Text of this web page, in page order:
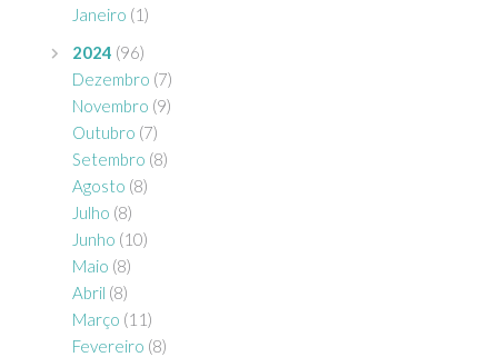
Janeiro (1)
2024 (96)
Dezembro (7)
Novembro (9)
Outubro (7)
Setembro (8)
Agosto (8)
Julho (8)
Junho (10)
Maio (8)
Abril (8)
Março (11)
Fevereiro (8)